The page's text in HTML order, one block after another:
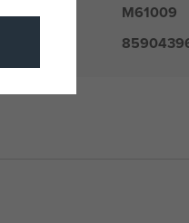
M61009